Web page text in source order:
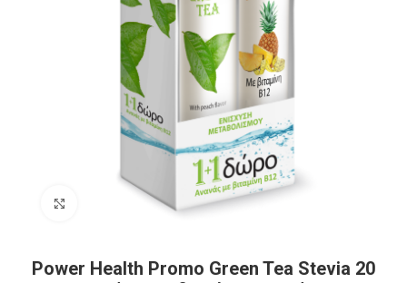
Click to enlarge
Power Health Promo Green Tea Stevia 20